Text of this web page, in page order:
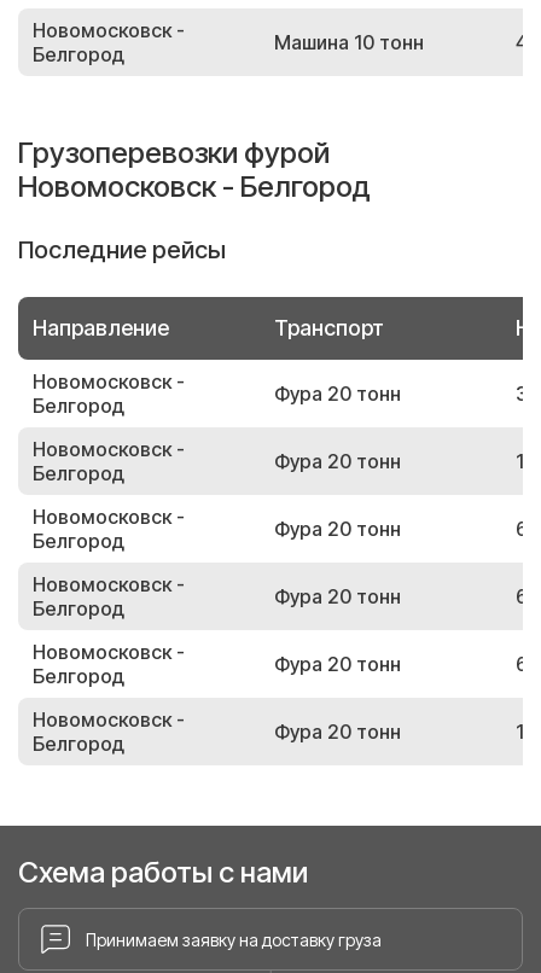
Новомосковск -
Белгород
Машина 10 тонн
Грузоперевозки фурой
Новомосковск - Белгород
Последние рейсы
Направление Транспорт
Новомосковск -
Белгород
Фура 20 тонн
Новомосковск -
Белгород
Фура 20 тонн
Новомосковск -
Белгород
Фура 20 тонн
Новомосковск -
Белгород
Фура 20 тонн
Новомосковск -
Белгород
Фура 20 тонн
Новомосковск -
Белгород
Фура 20 тонн
Схема работы с нами
Принимаем заявку на доставку груза